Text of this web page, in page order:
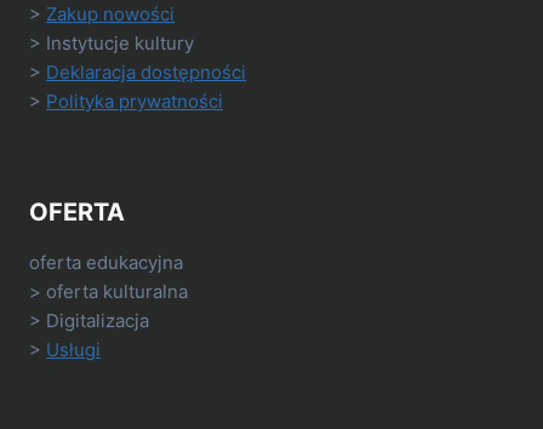
> Zakup nowości
> Instytucje kultury
> Deklaracja dostępności
> Polityka prywatności
OFERTA
oferta edukacyjna
> oferta kulturalna
> Digitalizacja
> Usługi